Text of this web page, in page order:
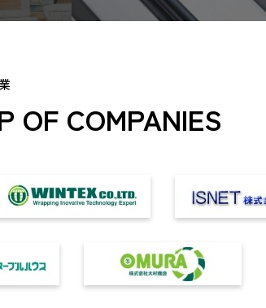
OF COMPANIES